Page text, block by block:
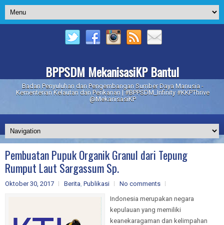
BPPSDM MekanisasiKP Bantul
Badan Penyuluhan dan Pengembangan Sumber Daya Manusia -
Kementerian Kelautan dan Perikanan | #BPPSDM_Infinity #KKPThrive
@MekanisasiKP
Pembuatan Pupuk Organik Granul dari Tepung
Rumput Laut Sargassum Sp.
Oktober 30, 2017 Berita, Publikasi
No comments
Indonesia merupakan negara
kepulauan yang memiliki
keanekaragaman dan kelimpahan